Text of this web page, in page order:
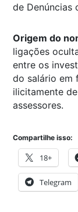
de Denúncias
Origem do
ligações
entre os
do salário em
ilicitamente
assessores.
Compartilhe isso:
18+
Telegram